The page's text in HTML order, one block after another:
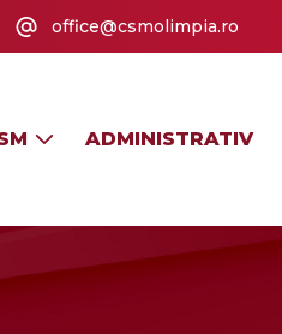
office@csmolimpia.ro
ADMINISTRATIV